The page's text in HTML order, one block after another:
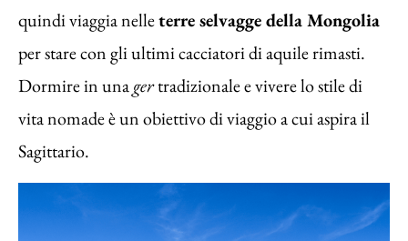
quindi viaggia nelleterre selvagge della Mongolia
per stare con gli ultimi cacciatori di aquile rimasti.
Dormire in unagertradizionale e vivere lo stile di
vita nomade è un obiettivo di viaggio a cui aspira il
Sagittario.